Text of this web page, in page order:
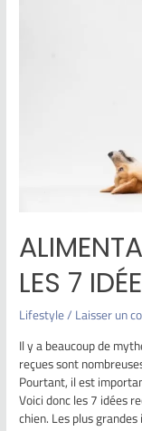
LES 7
Lifestyle/Laisser un
Il y a beaucoup de
reçues sont
Pourtant, il est
Voici donc les 7 idées
chien. Les plus